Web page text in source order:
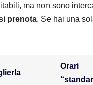
ma non sono
prenota. Se hai una
Orari